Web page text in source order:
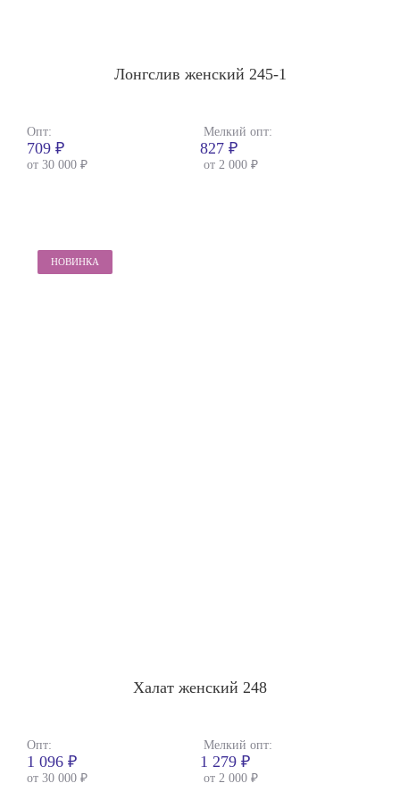
Лонгслив женский 245-1
Опт: Мелкий опт:
709 ₽ 827 ₽
от 30 000 ₽ от 2 000 ₽
НОВИНКА
Халат женский 248
Опт: Мелкий опт:
1 096 ₽ 1 279 ₽
от 30 000 ₽ от 2 000 ₽